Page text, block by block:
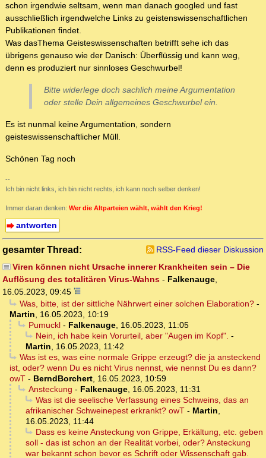
schon irgendwie seltsam, wenn man danach googled und fast
ausschließlich irgendwelche Links zu geistenswissenschaftlichen
Publikationen findet.
Was dasThema Geisteswissenschaften betrifft sehe ich das
übrigens genauso wie der Danisch: Überflüssig und kann weg,
denn es produziert nur sinnloses Geschwurbel!
Bitte widerlege doch sachlich meine Argumentation
oder stelle Dein allgemeines Geschwurbel ein.
Es ist nunmal keine Argumentation, sondern
geisteswissenschaftlicher Müll.
Schönen Tag noch
--
Ich bin nicht links, ich bin nicht rechts, ich kann noch selber denken!
Immer daran denken: Wer die Altparteien wählt, wählt den Krieg!
antworten
gesamter Thread:
RSS-Feed dieser Diskussion
Viren können nicht Ursache innerer Krankheiten sein – Die
Auflösung des totalitären Virus-Wahns - Falkenauge,
16.05.2023, 09:45
Was, bitte, ist der sittliche Nährwert einer solchen Elaboration?-
Martin, 16.05.2023, 10:19
Pumuckl- Falkenauge, 16.05.2023, 11:05
Nein, ich habe kein Vorurteil, aber "Augen im Kopf". -
Martin, 16.05.2023, 11:42
Was ist es, was eine normale Grippe erzeugt? die ja ansteckend
ist, oder? wenn Du es nicht Virus nennst, wie nennst Du es dann?
owT - BerndBorchert, 16.05.2023, 10:59
Ansteckung - Falkenauge, 16.05.2023, 11:31
Was ist die seelische Verfassung eines Schweins, das an
afrikanischer Schweinepest erkrankt? owT - Martin,
16.05.2023, 11:44
Dass es keine Ansteckung von Grippe, Erkältung, etc. geben
soll - das ist schon an der Realität vorbei, oder? Ansteckung
war bekannt schon bevor es Schrift oder Wissenschaft gab.